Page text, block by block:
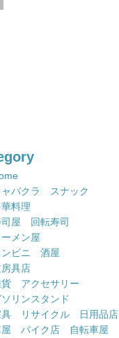
ャバクラ スナック
料理
司屋 回転寿司
ーメン屋
ンビニ 酒屋
具店
貨 アクセサリー
ソリンスタンド
具 リサイクル 日用品店
屋 バイク店 自転車屋